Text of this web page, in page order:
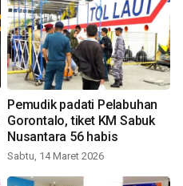
Pemudik padati Pelabuhan
Gorontalo, tiket KM Sabuk
Nusantara 56 habis
Sabtu, 14 Maret 2026